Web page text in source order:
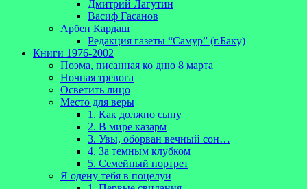
Дмитрий Лагутин
Васиф Гасанов
Арбен Кардаш
Редакция газеты “Самур” (г.Баку)
Книги 1976-2002
Поэма, писанная ко дню 8 марта
Ночная тревога
Осветить лицо
Место для веры
1. Как должно сыну
2. В мире казарм
3. Увы, оборван вечный сон…
4. За темным клубком
5. Семейный портрет
Я одену тебя в поцелуи